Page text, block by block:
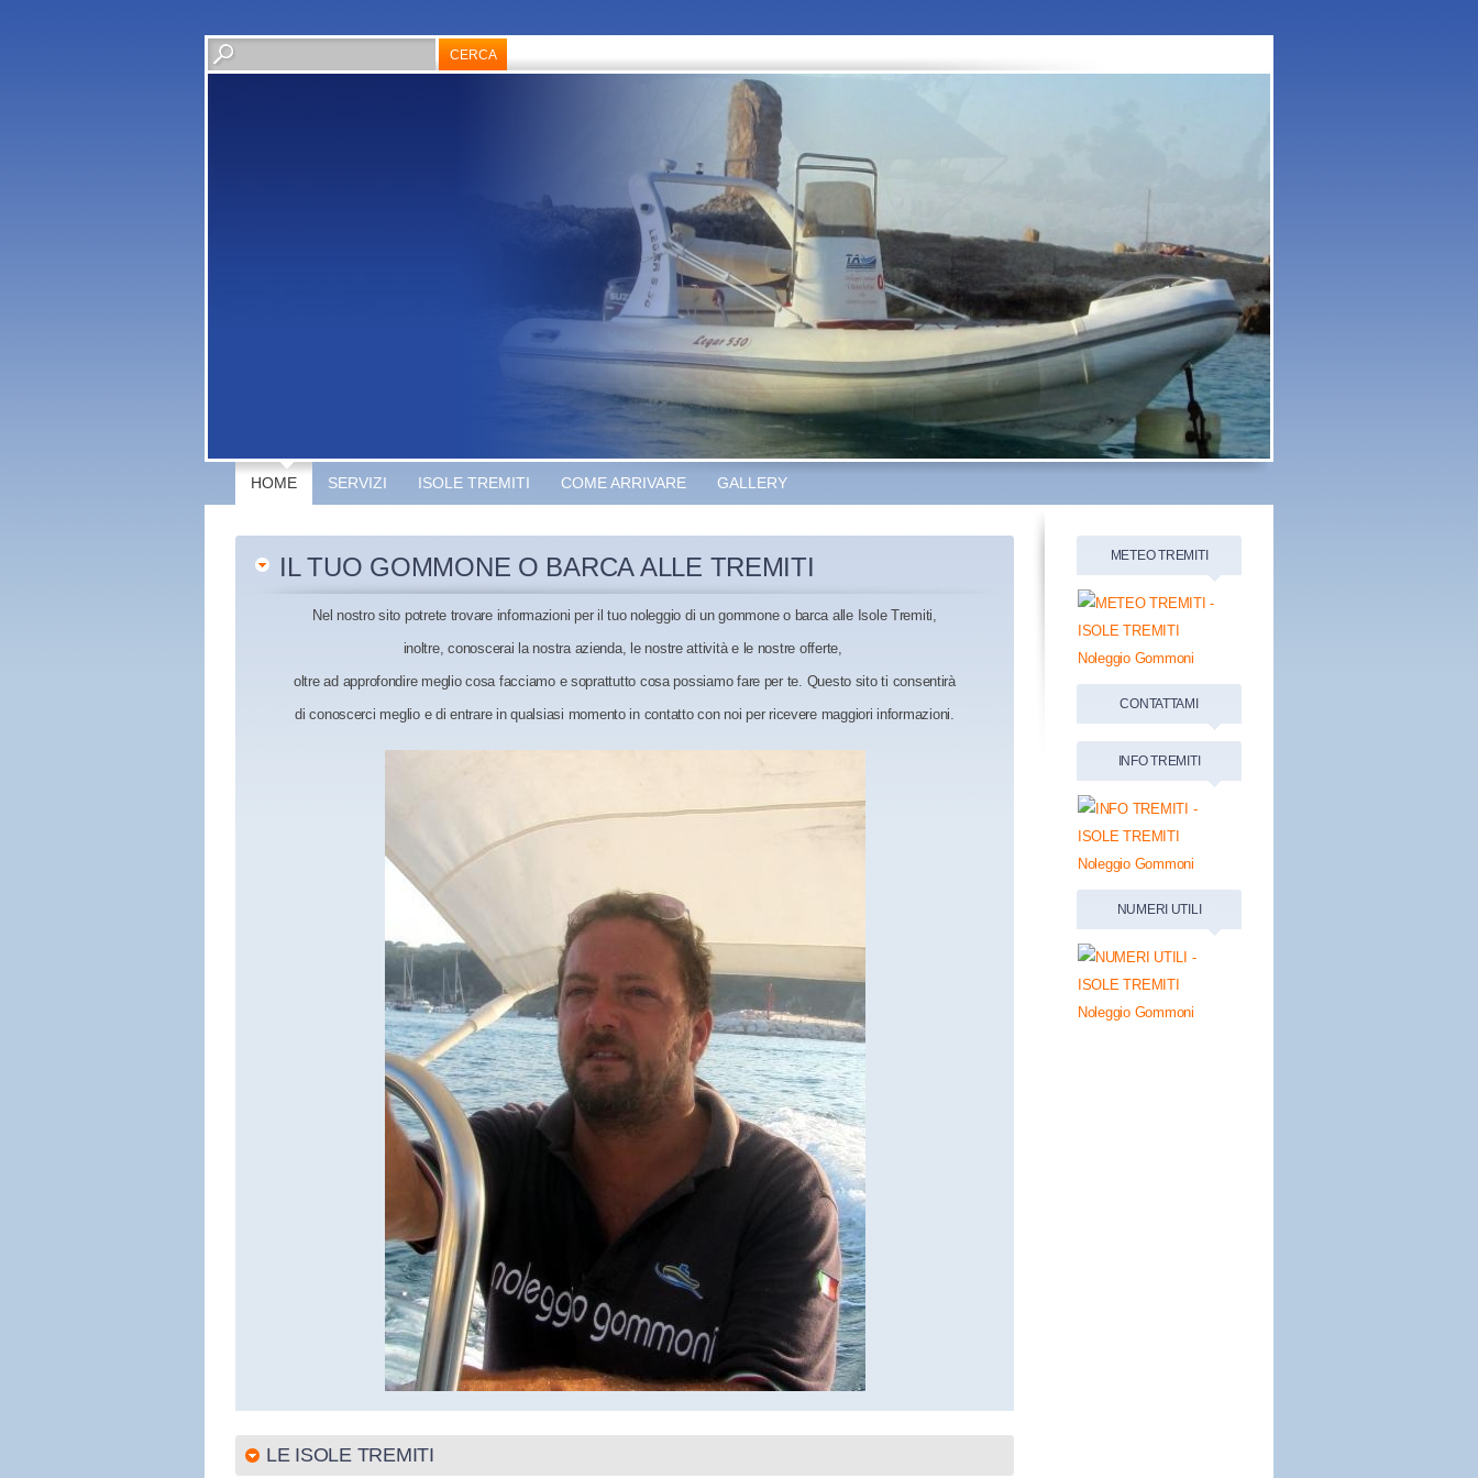
HOME SERVIZI ISOLE TREMITI COME ARRIVARE GALLERY
IL TUO GOMMONE O BARCA ALLE TREMITI
Nel nostro sito potrete trovare informazioni per il tuo noleggio di un gommone o barca alle Isole Tremiti,
inoltre, conoscerai la nostra azienda, le nostre attività e le nostre offerte,
oltre ad approfondire meglio cosa facciamo e soprattutto cosa possiamo fare per te. Questo sito ti consentirà
di conoscerci meglio e di entrare in qualsiasi momento in contatto con noi per ricevere maggiori informazioni.
LE ISOLE TREMITI
METEO TREMITI
CONTATTAMI
INFO TREMITI
NUMERI UTILI